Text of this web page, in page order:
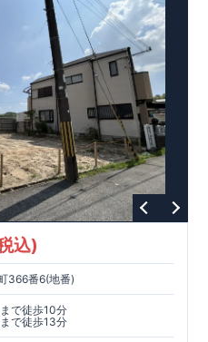
込)
366番6(地番)
で徒歩10分
で徒歩13分